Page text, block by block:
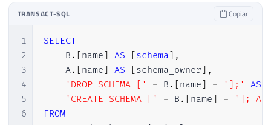
TRANSACT-SQL Copiar
1
2
3
4
5
6
SELECT
    B
. name AS schema
,
    A
. name AS schema_owner
,
'DROP SCHEMA ['
+ B . name + '];' AS
'CREATE SCHEMA ['
+ B . name +
'];
FROM